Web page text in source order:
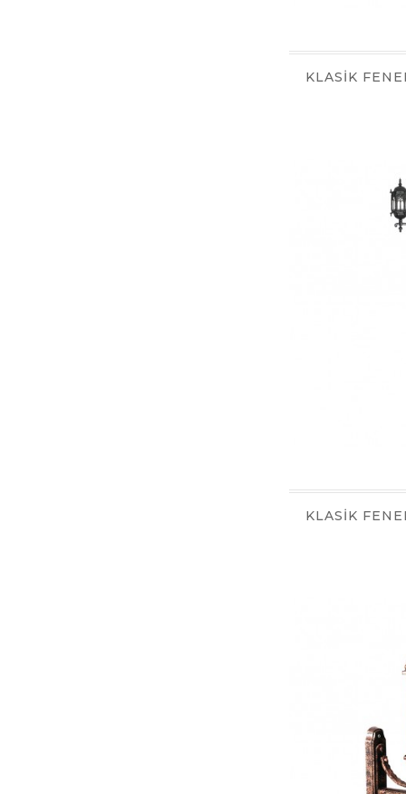
KLASİK
KLASİK